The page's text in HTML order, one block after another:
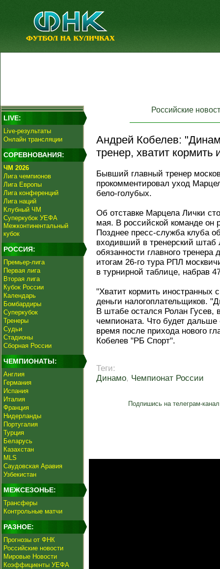
LIVE:
Live-результаты
Онлайн трансляции
СОРЕВНОВАНИЯ:
ЧМ 2026
Лига чемпионов
Лига Европы
Лига конференций
Лига наций
Клубный ЧМ
Суперкубок УЕФА
Межконтинентальный
кубок
РОССИЯ:
Премьер-лига
Первая лига
Вторая лига
Кубок России
Календарь
Бомбардиры
Суперкубок
Тренеры
Судьи
Стадионы
Сборная России
ЧЕМПИОНАТЫ:
Англия
Германия
Испания
Италия
Франция
Нидерланды
Португалия
Турция
Беларусь
Казахстан
MLS
Саудовская Аравия
Узбекистан
МЕЖСЕЗОНЬЕ:
Трансферы
Контрольные матчи
РАЗНОЕ:
Прогнозы от ФНК
Российские новости
Мировые Новости
Коэффициенты УЕФА
Российские
Андрей Кобелев:
тренер, хватит кормить
Бывший главный тренер
прокомментировал уход
бело-голубых.
Об отставке Марцела Лички
мая. В российской команде он
Позднее пресс-служба клуба
входивший в тренерский штаб
обязанности главного тренера
итогам 26-го тура РПЛ
в турнирной таблице, набрав
"Хватит кормить иностранных
деньги налогоплательщиков.
В штабе остался Ролан Гусев,
чемпионата. Что будет
время после прихода нового
Кобелев "РБ Спорт".
Теги:
Динамо, Чемпионат России
Подпишись на телеграм-